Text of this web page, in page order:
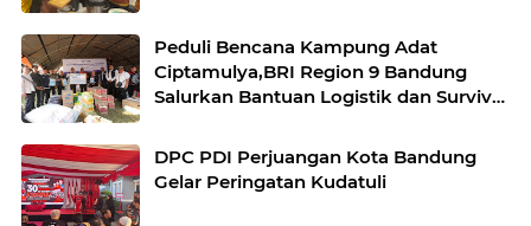
Peduli Bencana Kampung Adat
Ciptamulya,BRI Region 9 Bandung
Salurkan Bantuan Logistik dan Survival
DPC PDI Perjuangan Kota Bandung
Gelar Peringatan Kudatuli